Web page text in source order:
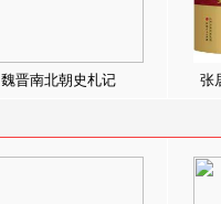
魏晋南北朝史札记 张